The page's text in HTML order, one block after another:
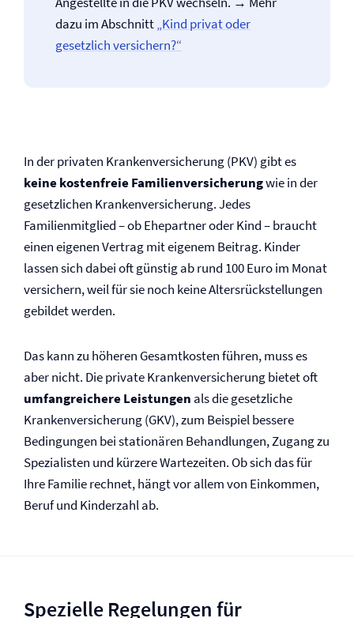
dazu im Abschnitt„Kind privat oder
gesetzlich versichern?“
In der privaten Kranken­versicherung (PKV) gibt es
keine kostenfreie Familien­versicherungwie in der
gesetzlichen Kranken­versicherung. Jedes
Familienmitglied – ob Ehepartner oder Kind – braucht
einen eigenen Vertrag mit eigenem Beitrag. Kinder
lassen sich dabei oft günstig ab rund 100 Euro im Monat
versichern, weil für sie noch keine Altersrückstellungen
gebildet werden.
Das kann zu höheren Gesamtkosten führen, muss es
aber nicht. Die private Kranken­versicherung bietet oft
umfangreichere Leistungen als die gesetzliche
Kranken­versicherung (GKV), zum Beispiel bessere
Bedingungen bei stationären Behandlungen, Zugang zu
Spezialisten und kürzere Wartezeiten. Ob sich das für
Ihre Familie rechnet, hängt vor allem von Einkommen,
Beruf und Kinderzahl ab.
Spezielle Regelungen für